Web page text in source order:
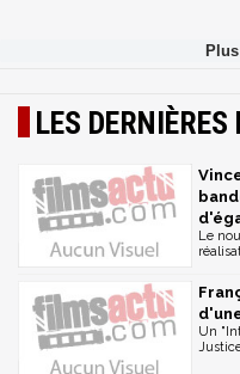
LES DERNIÈRES
Le
Un